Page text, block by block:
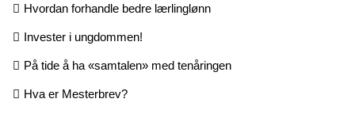
Hvordan forhandle bedre lærlinglønn
Invester i ungdommen!
På tide å ha «samtalen» med tenåringen
Hva er Mesterbrev?